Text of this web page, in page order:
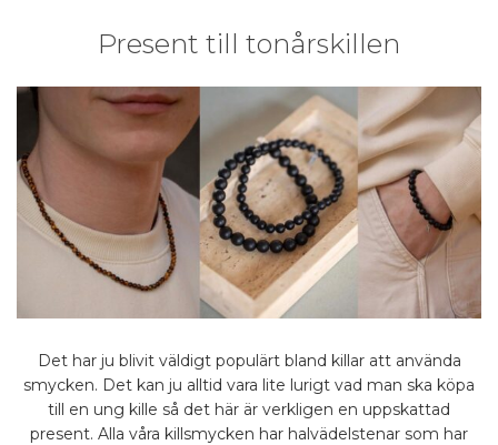
Present till tonårskillen
Det har ju blivit väldigt populärt bland killar att använda
smycken. Det kan ju alltid vara lite lurigt vad man ska köpa
till en ung kille så det här är verkligen en uppskattad
present. Alla våra killsmycken har halvädelstenar som har